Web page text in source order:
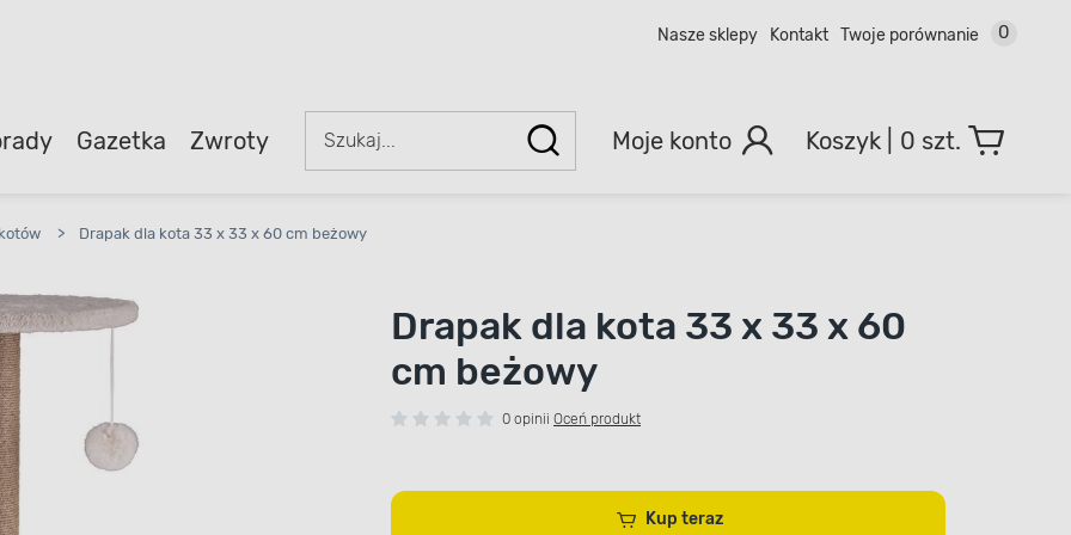
Nasze sklepy Kontakt Twoje porównanie 0
Gazetka Zwroty Moje konto 0 szt.
> Drapak dla kota 33 x 33 x 60 cm beżowy
Drapak dla kota 33 x 33 x 60
cm beżowy
0 opinii Oceń produkt
Kup teraz